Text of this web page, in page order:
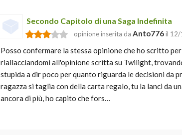
Secondo Capitolo di una Saga Indefinita
opinione inserita da Anto776il
Posso confermare la stessa opinione che ho scritto
riallacciandomi all'opinione scritta su Twilight,
stupida a dir poco per quanto riguarda le decisioni da
ragazza si taglia con della carta regalo, tu la lanci da
ancora di più, ho capito che fors…